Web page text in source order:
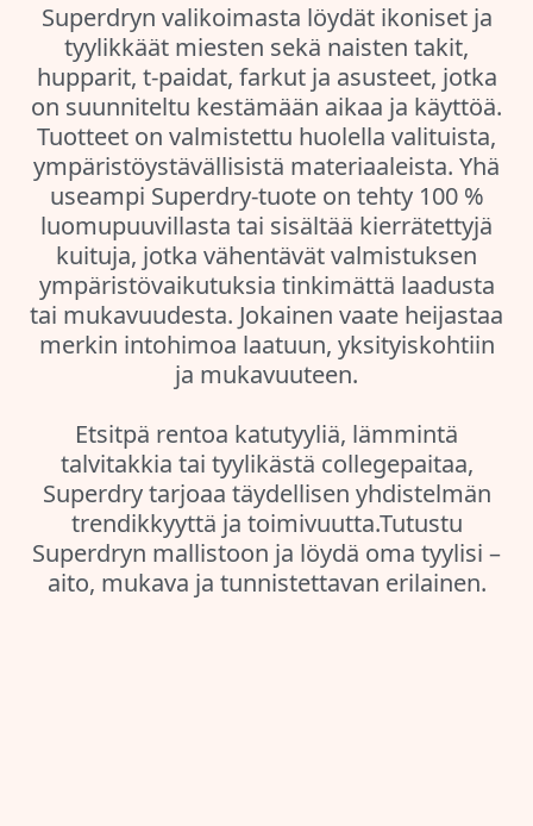
Superdryn valikoimasta löydät ikoniset ja
tyylikkäät miesten sekä naisten takit,
hupparit, t-paidat, farkut ja asusteet, jotka
on suunniteltu kestämään aikaa ja käyttöä.
Tuotteet on valmistettu huolella valituista,
ympäristöystävällisistä materiaaleista. Yhä
useampi Superdry-tuote on tehty 100 %
luomupuuvillasta tai sisältää kierrätettyjä
kuituja, jotka vähentävät valmistuksen
ympäristövaikutuksia tinkimättä laadusta
tai mukavuudesta. Jokainen vaate heijastaa
merkin intohimoa laatuun, yksityiskohtiin
ja mukavuuteen.
Etsitpä rentoa katutyyliä, lämmintä
talvitakkia tai tyylikästä collegepaitaa,
Superdry tarjoaa täydellisen yhdistelmän
trendikkyyttä ja toimivuutta.Tutustu
Superdryn mallistoon ja löydä oma tyylisi –
aito, mukava ja tunnistettavan erilainen.